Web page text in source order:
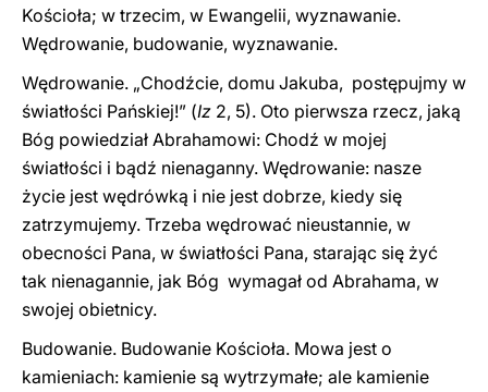
Kościoła; w trzecim, w Ewangelii, wyznawanie.
Wędrowanie, budowanie, wyznawanie.
Wędrowanie. „Chodźcie, domu Jakuba, postępujmy w
światłości Pańskiej!” (Iz 2, 5). Oto pierwsza rzecz, jaką
Bóg powiedział Abrahamowi: Chodź w mojej
światłości i bądź nienaganny. Wędrowanie: nasze
życie jest wędrówką i nie jest dobrze, kiedy się
zatrzymujemy. Trzeba wędrować nieustannie, w
obecności Pana, w światłości Pana, starając się żyć
tak nienagannie, jak Bóg wymagał od Abrahama, w
swojej obietnicy.
Budowanie. Budowanie Kościoła. Mowa jest o
kamieniach: kamienie są wytrzymałe; ale kamienie